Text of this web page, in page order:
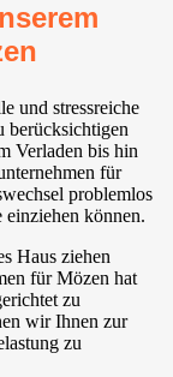
und stressreiche
berücksichtigen
Verladen bis hin
für
problemlos
einziehen können.
Haus ziehen
für Mözen hat
zu
wir Ihnen zur
zu